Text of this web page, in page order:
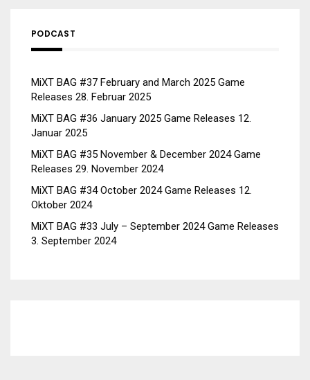
PODCAST
MiXT BAG #37 February and March 2025 Game
Releases 28. Februar 2025
MiXT BAG #36 January 2025 Game Releases 12.
Januar 2025
MiXT BAG #35 November & December 2024 Game
Releases 29. November 2024
MiXT BAG #34 October 2024 Game Releases 12.
Oktober 2024
MiXT BAG #33 July – September 2024 Game Releases
3. September 2024